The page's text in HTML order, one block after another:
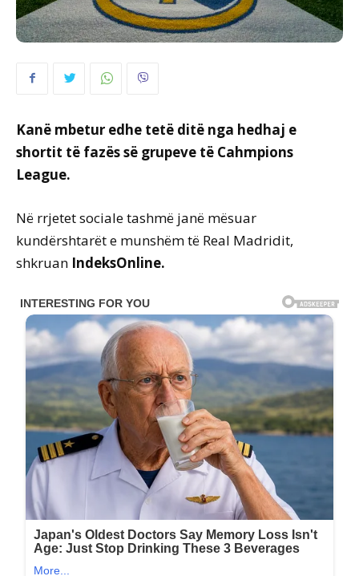
Kanë mbetur edhe tetë ditë nga hedhaj e
shortit të fazës së grupeve të Cahmpions
League.
Në rrjetet sociale tashmë janë mësuar
kundërshtarët e munshëm të Real Madridit,
shkruan IndeksOnline.